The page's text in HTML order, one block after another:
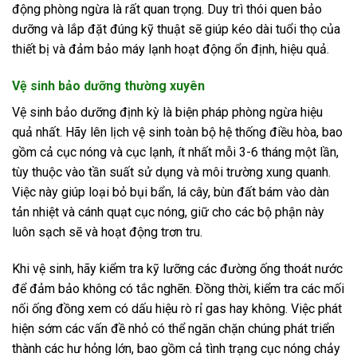
động phòng ngừa là rất quan trọng. Duy trì thói quen bảo
dưỡng và lắp đặt đúng kỹ thuật sẽ giúp kéo dài tuổi thọ của
thiết bị và đảm bảo máy lạnh hoạt động ổn định, hiệu quả.
Vệ sinh bảo dưỡng thường xuyên
Vệ sinh bảo dưỡng định kỳ là biện pháp phòng ngừa hiệu
quả nhất. Hãy lên lịch vệ sinh toàn bộ hệ thống điều hòa, bao
gồm cả cục nóng và cục lạnh, ít nhất mỗi 3-6 tháng một lần,
tùy thuộc vào tần suất sử dụng và môi trường xung quanh.
Việc này giúp loại bỏ bụi bẩn, lá cây, bùn đất bám vào dàn
tản nhiệt và cánh quạt cục nóng, giữ cho các bộ phận này
luôn sạch sẽ và hoạt động trơn tru.
Khi vệ sinh, hãy kiểm tra kỹ lưỡng các đường ống thoát nước
để đảm bảo không có tắc nghẽn. Đồng thời, kiểm tra các mối
nối ống đồng xem có dấu hiệu rò rỉ gas hay không. Việc phát
hiện sớm các vấn đề nhỏ có thể ngăn chặn chúng phát triển
thành các hư hỏng lớn, bao gồm cả tình trạng cục nóng chảy